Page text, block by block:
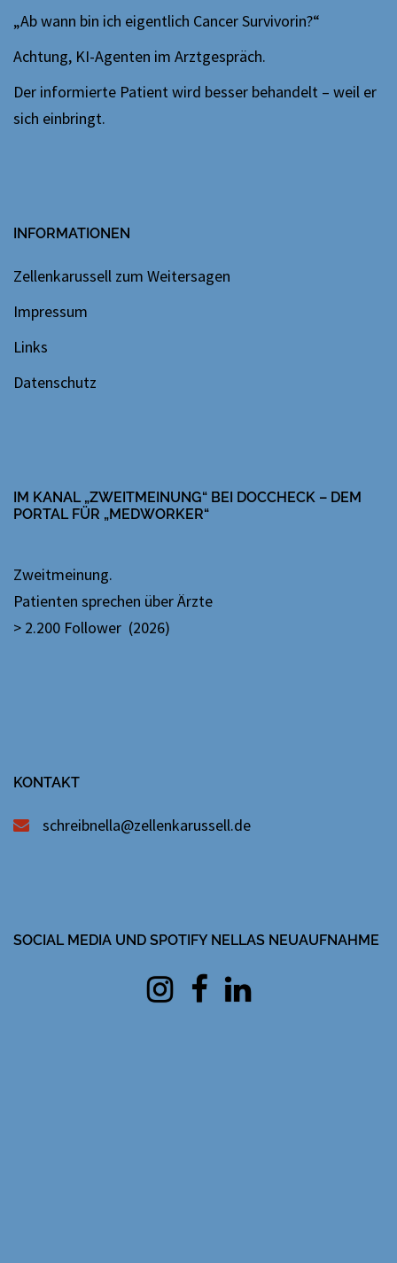
„Ab wann bin ich eigentlich Cancer Survivorin?“
Achtung, KI-Agenten im Arztgespräch.
Der informierte Patient wird besser behandelt – weil er
sich einbringt.
INFORMATIONEN
Zellenkarussell zum Weitersagen
Impressum
Links
Datenschutz
IM KANAL „ZWEITMEINUNG“ BEI DOCCHECK – DEM
PORTAL FÜR „MEDWORKER“
Zweitmeinung.
Patienten sprechen über Ärzte
> 2.200 Follower (2026)
KONTAKT
schreibnella@zellenkarussell.de
SOCIAL MEDIA UND SPOTIFY NELLAS NEUAUFNAHME
Instagram
facebookLinkedin